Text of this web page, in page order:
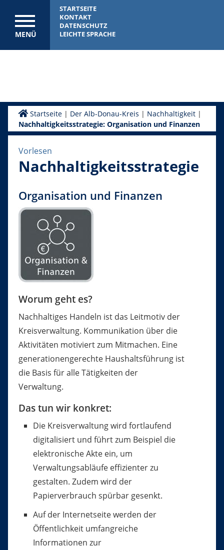
MENÜ
STARTSEITE
KONTAKT
DATENSCHUTZ
LEICHTE SPRACHE
Startseite| Der Alb-Donau-Kreis | Nachhaltigkeit|
Nachhaltigkeitsstrategie: Organisation und Finanzen
Vorlesen
Nachhaltigkeitsstrategie
Organisation und Finanzen
Worum geht es?
Nachhaltiges Handeln ist das Leitmotiv der
Kreisverwaltung. Kommunikation über die
Aktivitäten motiviert zum Mitmachen. Eine
generationengerechte Haushaltsführung ist
die Basis für alle Tätigkeiten der
Verwaltung.
Das tun wir konkret:
Die Kreisverwaltung wird fortlaufend
digitalisiert und führt zum Beispiel die
elektronische Akte ein, um
Verwaltungsabläufe effizienter zu
gestalten. Zudem wird der
Papierverbrauch spürbar gesenkt.
Auf der Internetseite werden der
Öffentlichkeit umfangreiche
Informationen zur